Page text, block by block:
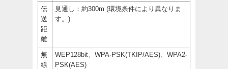
伝
送
距
離
見通し：約300m (環境条件により異なりま
す。)
無
線
WEP128bit、WPA-PSK(TKIP/AES)、WPA2-
PSK(AES)